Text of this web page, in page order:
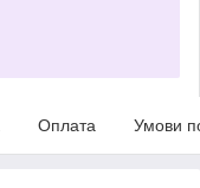
Оплата Умови